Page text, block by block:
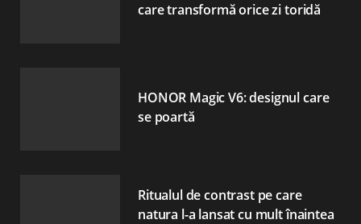
care transformă orice zi toridă
HONOR Magic V6: designul care
se poartă
Ritualul de contrast pe care
natura l-a lansat cu mult înaintea